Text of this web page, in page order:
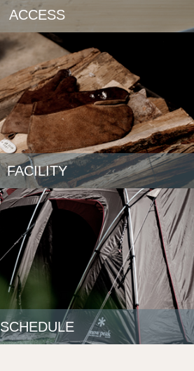
ACCESS
FACILITY
SCHEDULE